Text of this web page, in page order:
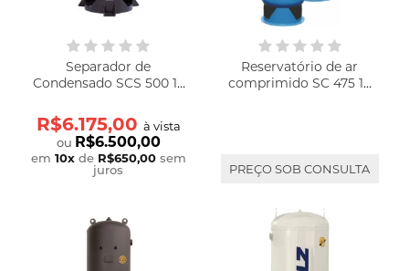
Separador de
Condensado SCS 500 13
ou R$6.500,00
em 10xde R$650,00 sem
juros
R$6.175,00 à vista
Reservatório de ar
comprimido SC 475 14
PREÇO SOB CONSULTA